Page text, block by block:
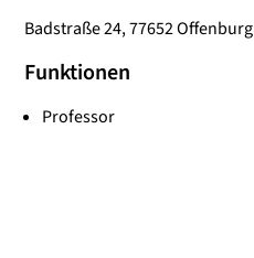
Badstraße 24, 77652 Offenburg
Funktionen
Professor